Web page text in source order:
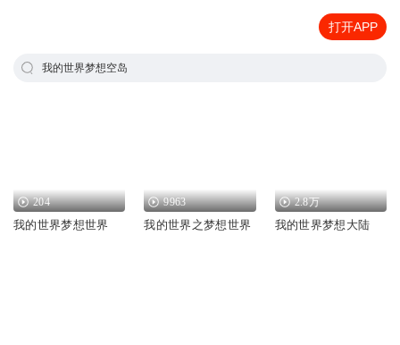
打开APP
我的世界梦想空岛
204
我的世界梦想世界
9963
我的世界之梦想世界
2.8万
我的世界梦想大陆